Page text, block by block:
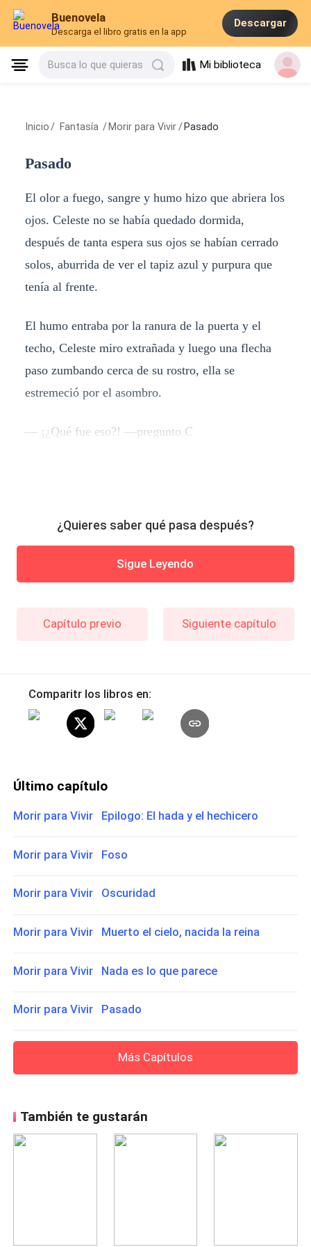
Buenovela
Descarga el libro gratis en la app
Descargar
Busca lo que quieras Mi biblioteca
Inicio / Fantasía / Morir para Vivir / Pasado
Pasado
El olor a fuego, sangre y humo hizo que abriera los
ojos. Celeste no se había quedado dormida,
después de tanta espera sus ojos se habían cerrado
solos, aburrida de ver el tapiz azul y purpura que
tenía al frente.
El humo entraba por la ranura de la puerta y el
techo, Celeste miro extrañada y luego una flecha
paso zumbando cerca de su rostro, ella se
estremeció por el asombro.
— ¡¿Qué fue eso?! —pregunto C
¿Quieres saber qué pasa después?
Sigue Leyendo
Capítulo previo Siguiente capítulo
Comparitr los libros en:
Último capítulo
Morir para Vivir Epilogo: El hada y el hechicero
Morir para Vivir Foso
Morir para Vivir Oscuridad
Morir para Vivir Muerto el cielo, nacida la reina
Morir para Vivir Nada es lo que parece
Morir para Vivir Pasado
Más Capítulos
También te gustarán